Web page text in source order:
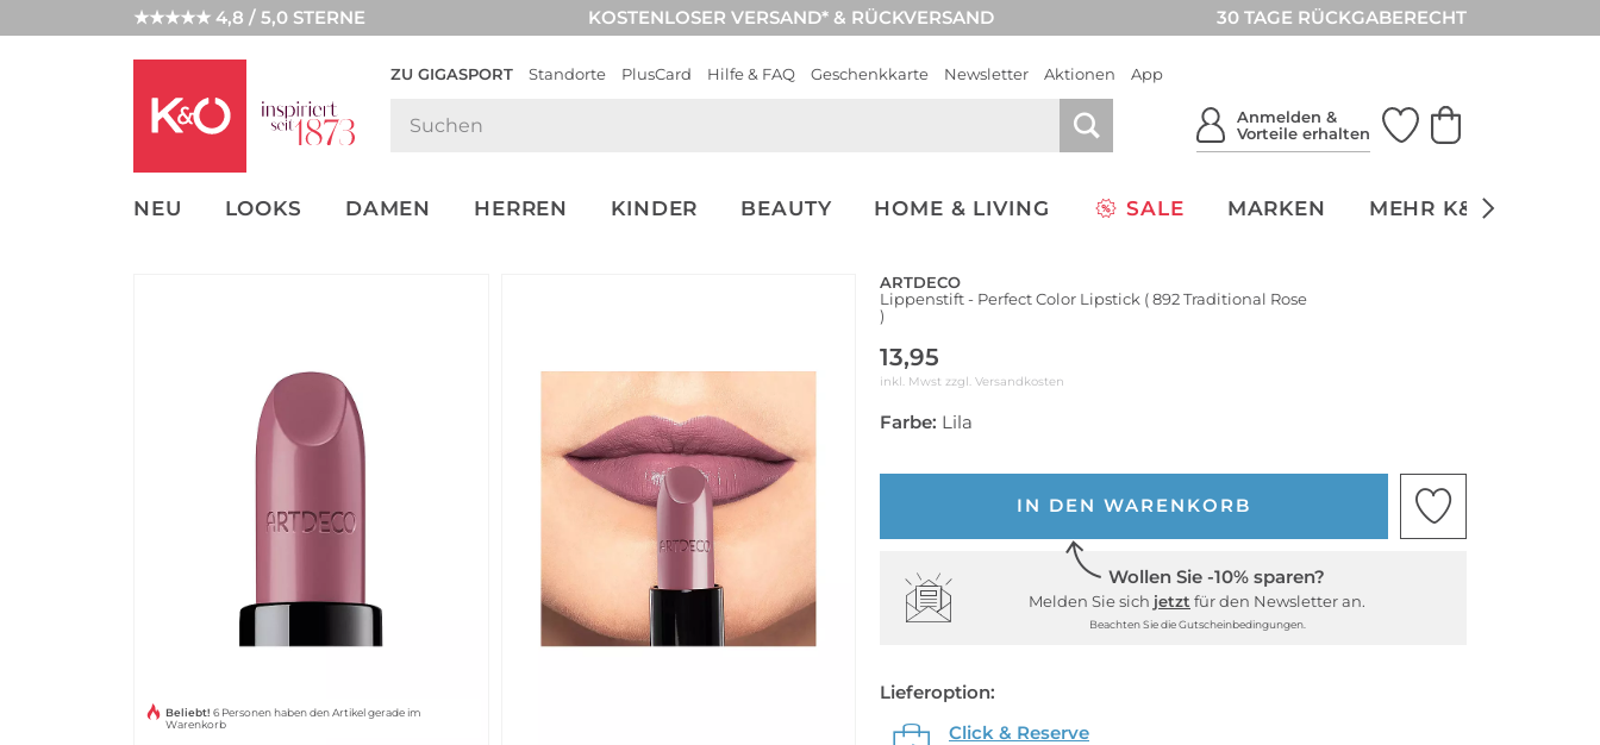
★★★★★ 4,8 / 5,0 STERNE KOSTENLOSER VERSAND* & RÜCKVERSAND 30 TAGE RÜCKGABERECHT
ZU GIGASPORT Standorte PlusCard Hilfe & FAQ Geschenkkarte Newsletter Aktionen App
Anmelden &
Vorteile erhalten
NEU LOOKS DAMEN HERREN KINDER BEAUTY HOME & LIVING SALE MARKEN MEHR K&Ö
UNSERE APP
CLICK &
Beliebt! 6 Personen haben den Artikel gerade im
Warenkorb
ARTDECO
Lippenstift - Perfect Color Lipstick ( 892 Traditional Rose
)
13,95
inkl. Mwst zzgl. Versandkosten
Farbe: Lila
IN DEN WARENKORB
Wollen Sie -10% sparen?
Melden Sie sich jetzt für den Newsletter an.
Beachten Sie die Gutscheinbedingungen.
Lieferoption:
Click & Reserve